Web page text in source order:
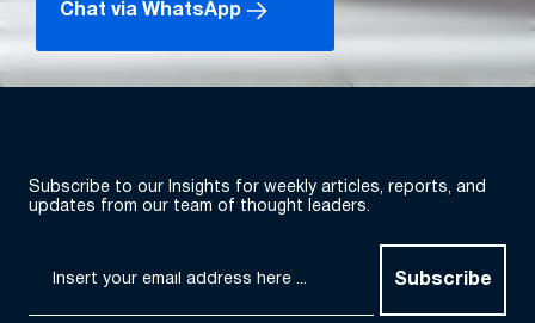
Chat via WhatsApp
Subscribe to our Insights for weekly articles, reports, and
updates from our team of thought leaders.
Subscribe